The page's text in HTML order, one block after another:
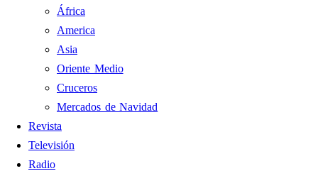
África
America
Asia
Oriente Medio
Cruceros
Mercados de Navidad
Revista
Televisión
Radio